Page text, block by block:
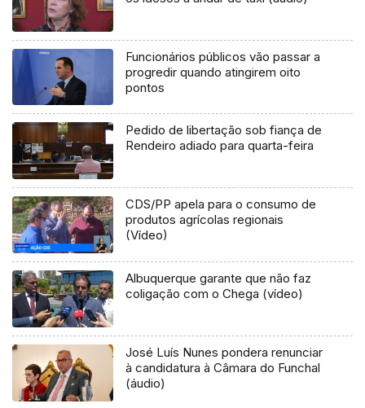
Funcionários públicos vão passar a
progredir quando atingirem oito
pontos
Pedido de libertação sob fiança de
Rendeiro adiado para quarta-feira
CDS/PP apela para o consumo de
produtos agrícolas regionais
(Vídeo)
Albuquerque garante que não faz
coligação com o Chega (vídeo)
José Luís Nunes pondera renunciar
à candidatura à Câmara do Funchal
(áudio)